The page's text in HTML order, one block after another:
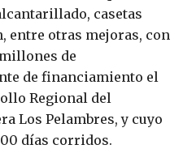
casetas
entre otras mejoras, con
de
de financiamiento el
Regional del
Los Pelambres, y cuyo
días corridos.